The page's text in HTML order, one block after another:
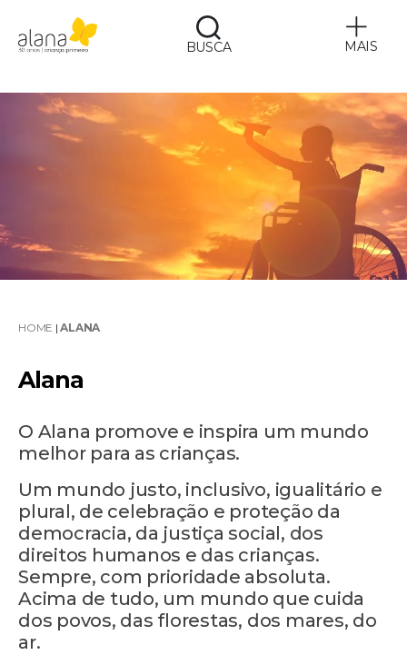
BUSCA MAIS
HOME |ALANA
Alana
O Alana promove e inspira um mundo
melhor para as crianças.
Um mundo justo, inclusivo, igualitário e
plural, de celebração e proteção da
democracia, da justiça social, dos
direitos humanos e das crianças.
Sempre, com prioridade absoluta.
Acima de tudo, um mundo que cuida
dos povos, das florestas, dos mares, do
ar.